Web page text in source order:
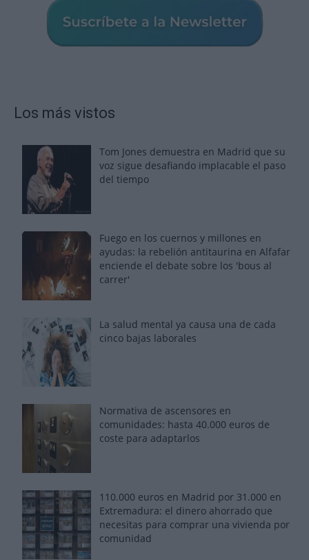
Los más vistos
Tom Jones demuestra en Madrid que su
voz sigue desafiando implacable el paso
del tiempo
Fuego en los cuernos y millones en
ayudas: la rebelión antitaurina en Alfafar
enciende el debate sobre los 'bous al
carrer'
La salud mental ya causa una de cada
cinco bajas laborales
Normativa de ascensores en
comunidades: hasta 40.000 euros de
coste para adaptarlos
110.000 euros en Madrid por 31.000 en
Extremadura: el dinero ahorrado que
necesitas para comprar una vivienda por
comunidad